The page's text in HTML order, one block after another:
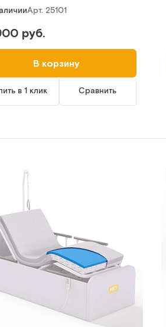
Арт.25101
руб.
В корзину
в 1 клик Сравнить